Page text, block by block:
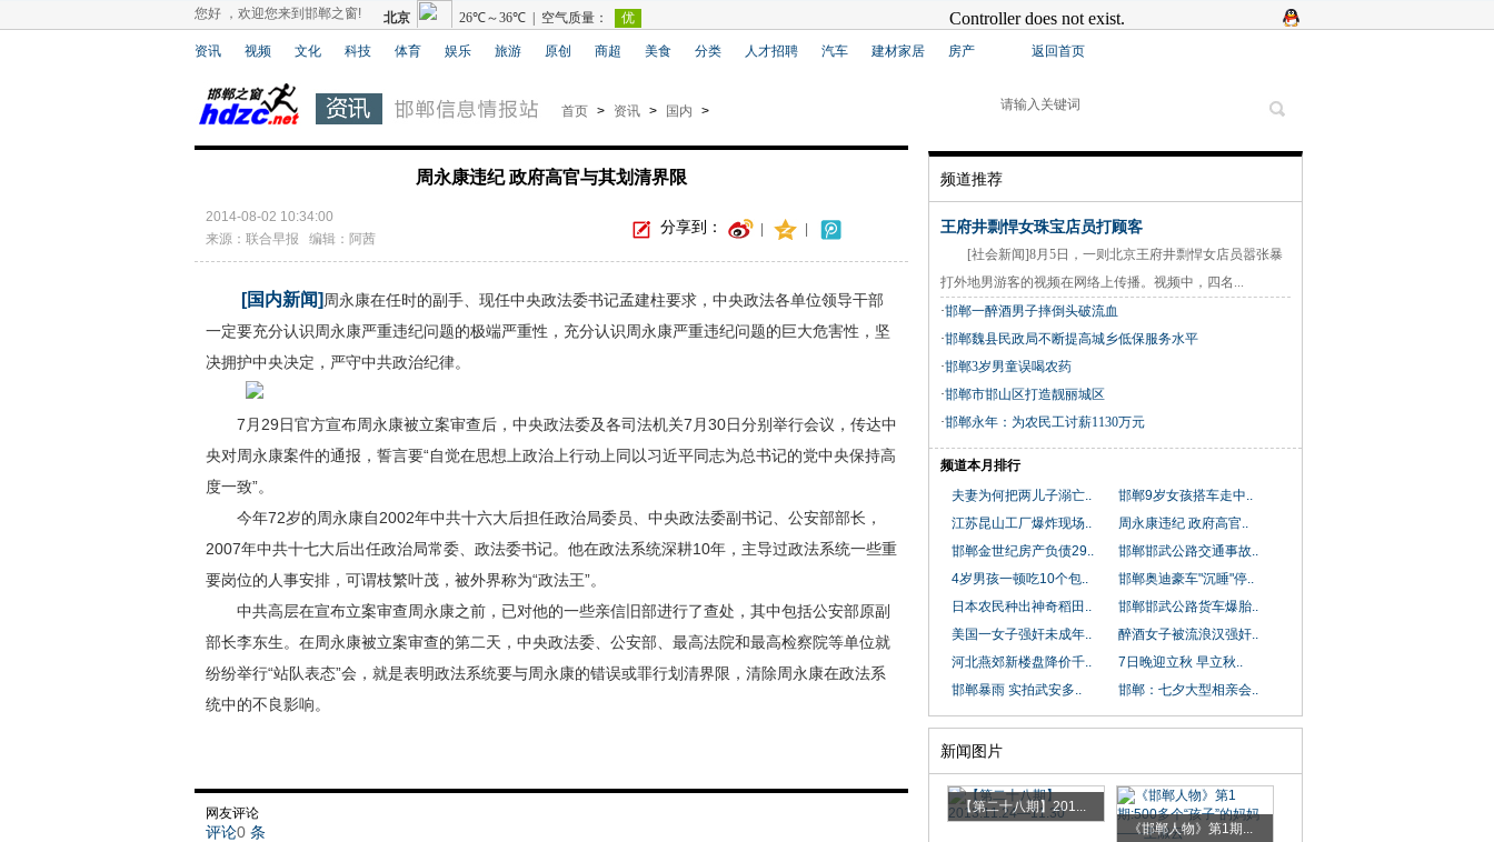
您好 ，欢迎您来到邯郸之窗!
资讯 视频 文化 科技 体育 娱乐 旅游 原创 商超 美食 分类 人才招聘 汽车 建材家居 房产 返回首页
首页 > 资讯 > 国内 >
周永康违纪 政府高官与其划清界限
分享到：
2014-08-02 10:34:00
来源：联合早报 编辑：阿茜
[国内新闻] 周永康在任时的副手、现任中央政法委书记孟建柱要求，中央政法各单位领导干部
一定要充分认识周永康严重违纪问题的极端严重性，充分认识周永康严重违纪问题的巨大危害性，坚
决拥护中央决定，严守中共政治纪律。
7月29日官方宣布周永康被立案审查后，中央政法委及各司法机关7月30日分别举行会议，传达中
央对周永康案件的通报，誓言要“自觉在思想上政治上行动上同以习近平同志为总书记的党中央保持高
度一致”。
今年72岁的周永康自2002年中共十六大后担任政治局委员、中央政法委副书记、公安部部长，
2007年中共十七大后出任政治局常委、政法委书记。他在政法系统深耕10年，主导过政法系统一些重
要岗位的人事安排，可谓枝繁叶茂，被外界称为“政法王”。
中共高层在宣布立案审查周永康之前，已对他的一些亲信旧部进行了查处，其中包括公安部原副
部长李东生。在周永康被立案审查的第二天，中央政法委、公安部、最高法院和最高检察院等单位就
纷纷举行“站队表态”会，就是表明政法系统要与周永康的错误或罪行划清界限，清除周永康在政法系
统中的不良影响。
网友评论
评论0条
频道推荐
王府井剽悍女珠宝店员打顾客
[社会新闻]8月5日，一则北京王府井剽悍女店员嚣张暴
打外地男游客的视频在网络上传播。视频中，四名...
·邯郸一醉酒男子摔倒头破流血
·邯郸魏县民政局不断提高城乡低保服务水平
·邯郸3岁男童误喝农药
·邯郸市邯山区打造靓丽城区
·邯郸永年：为农民工讨薪1130万元
频道本月排行
夫妻为何把两儿子溺亡..
邯郸9岁女孩搭车走中..
江苏昆山工厂爆炸现场..
周永康违纪 政府高官..
邯郸金世纪房产负债29..
邯郸邯武公路交通事故..
4岁男孩一顿吃10个包..
邯郸奥迪豪车"沉睡"停..
日本农民种出神奇稻田..
邯郸邯武公路货车爆胎..
美国一女子强奸未成年..
醉酒女子被流浪汉强奸..
河北燕郊新楼盘降价千..
7日晚迎立秋 早立秋..
邯郸暴雨 实拍武安多..
邯郸：七夕大型相亲会..
新闻图片
【第二十八期】201...
《邯郸人物》第1期...